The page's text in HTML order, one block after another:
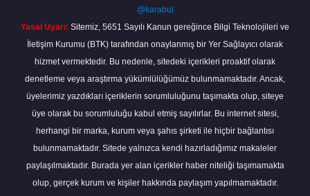
@karabul
Yasal Uyarı: Sitemiz, 5651 Sayılı Kanun gereğince Bilgi Teknolojileri ve
İletişim Kurumu (BTK) tarafından onaylanmış bir Yer Sağlayıcı olarak
hizmet vermektedir. Bu nedenle, sitedeki içerikleri proaktif olarak
denetleme veya araştırma yükümlülüğümüz bulunmamaktadır. Ancak,
üyelerimiz yazdıkları içeriklerin sorumluluğunu taşımakta olup, siteye
üye olarak bu sorumluluğu kabul etmiş sayılırlar. Bu internet sitesi,
herhangi bir marka, kurum veya şahıs şirketi ile hiçbir bağlantısı
bulunmamaktadır. Sitede yalnızca kendi hazırladığımız makaleler
paylaşılmaktadır. Burada yer alan içerikler haber niteliği taşımamakta
olup, gerçek kurum ve kişiler hakkında paylaşım yapılmamaktadır.